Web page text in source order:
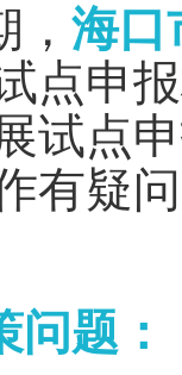
， 海口
点申
试点
有疑
问题：